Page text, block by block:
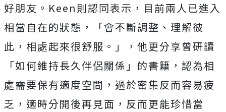
好朋友。 Keen 則認同表示， 目前兩人已進入
相當自在的狀態，「會不斷調整、理解彼
此， 相處起來很舒服。」，他更分享曾研讀
「如何維持長久伴侶關係」 的書籍，認為相
處需要保有適度空間，過於密集反而容易疲
乏， 適時分開後再見面，反而更能珍惜當